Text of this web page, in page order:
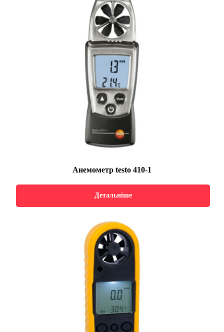
Анемометр testo 410-1
Детальніше